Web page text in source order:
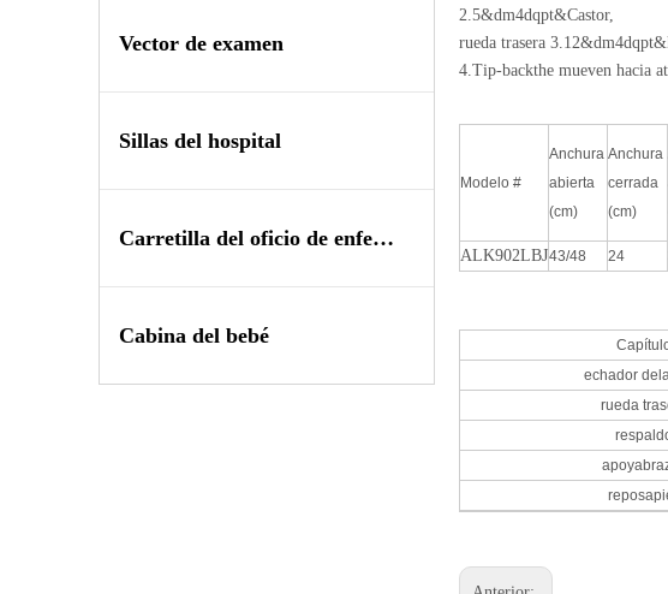
Vector de examen
Sillas del hospital
Carretilla del oficio de enfermera
Cabina del bebé
2.5&dm4dqpt&Castor,
rueda trasera
4.Tip-backthe mueven hacia
Modelo #
Anchura
abierta
(cm)
Anchura
cerrada
(cm)
ALK902LBJ43/48 24
echador
rueda